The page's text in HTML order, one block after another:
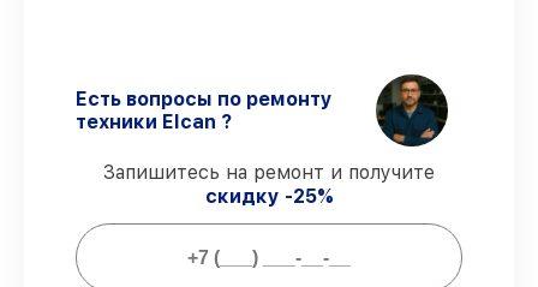
Гарантийное сопровождение – все
работы и запчасти защищены
гарантийной поддержкой до 3 лет.
Мы гарантируем:
Есть вопросы по ремонту
техники Elcan ?
Запишитесь на ремонт и получите
скидку -25%